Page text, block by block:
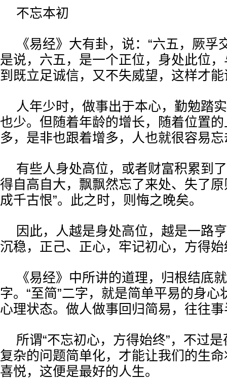
不忘本初
《易经》大有卦，说：“六五，厥孚
是说，六五，是一个正位，身处此位
到既立足诚信，又不失威望，这样才
人年少时，做事出于本心，勤勉踏
也少。但随着年龄的增长，随着位置
多，是非也跟着增多，人也就很容易
有些人身处高位，或者财富积累到
得自高自大，飘飘然忘了来处、失了原
成千古恨”。此之时，则悔之晚矣。
因此，人越是身处高位，越是一路
沉稳，正己、正心，牢记初心，方得
《易经》中所讲的道理，归根结底
字。“至简”二字，就是简单平易的身心
心理状态。做人做事回归简易，往往
所谓“不忘初心，方得始终”，不过
复杂的问题简单化，才能让我们的生
喜悦，这便是最好的人生。